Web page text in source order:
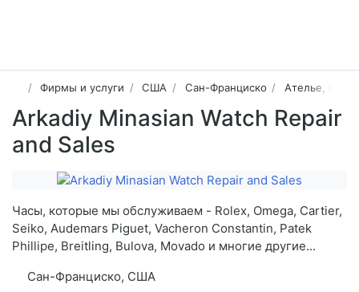
Фирмы и услуги США Сан-Франциско Ателье,
Arkadiy Minasian Watch Repair
and Sales
Часы, которые мы обслуживаем - Rolex, Omega, Cartier,
Seiko, Audemars Piguet, Vacheron Constantin, Patek
Phillipe, Breitling, Bulova, Movado и многие другие...
Сан-Франциско, США